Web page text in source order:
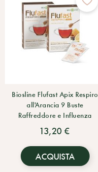
Biosline Flufast Apix Respiro
all'Arancia 9 Buste
Raffreddore e Influenza
13,20 €
ACQUISTA